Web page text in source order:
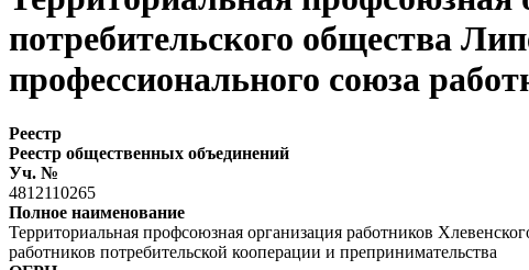
потребительского общества
профессионального союза
Реестр
Реестр общественных объединений
Уч. №
4812110265
Полное наименование
Территориальная профсоюзная организация работников
работников потребительской кооперации и препринимательства